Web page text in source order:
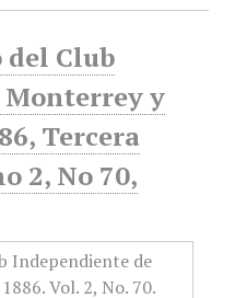
del Club
y
Tercera
2, No 70,